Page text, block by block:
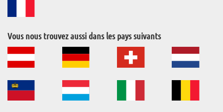
Vous nous trouvez aussi dans les pays suivants